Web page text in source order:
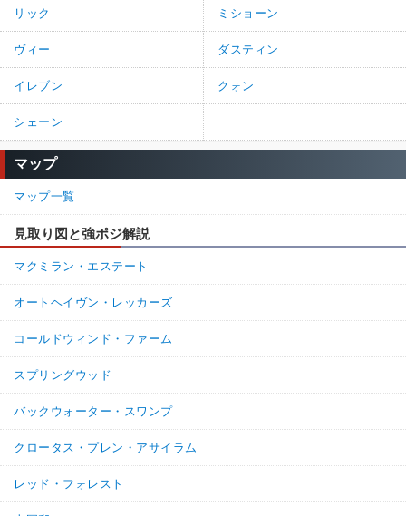
リック ミショーン
ヴィー ダスティン
イレブン クォン
シェーン
マップ
マップ一覧
見取り図と強ポジ解説
マクミラン・エステート
オートヘイヴン・レッカーズ
コールドウィンド・ファーム
スプリングウッド
バックウォーター・スワンプ
クロータス・プレン・アサイラム
レッド・フォレスト